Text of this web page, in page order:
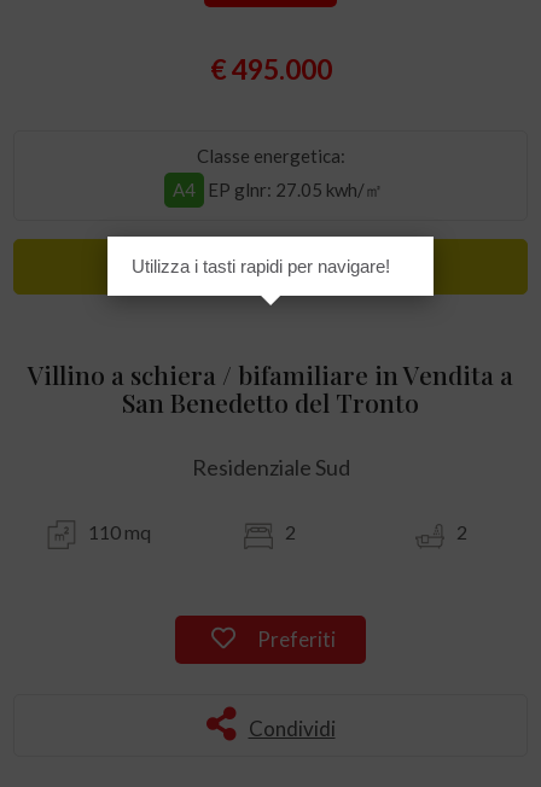
€ 495.000
Classe energetica:
A4
EP glnr: 27.05 kwh/㎡
Lusso
Villino a schiera / bifamiliare in Vendita a
San Benedetto del Tronto
Residenziale Sud
110 mq 2 2
Preferiti
Condividi
Utilizza i tasti rapidi per navigare!